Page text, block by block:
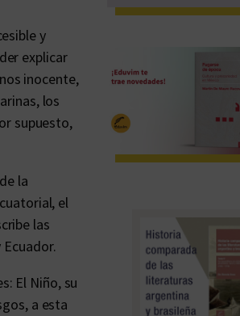
y
explicar
inocente,
los
supuesto,
la
el
las
El Niño, su
a esta